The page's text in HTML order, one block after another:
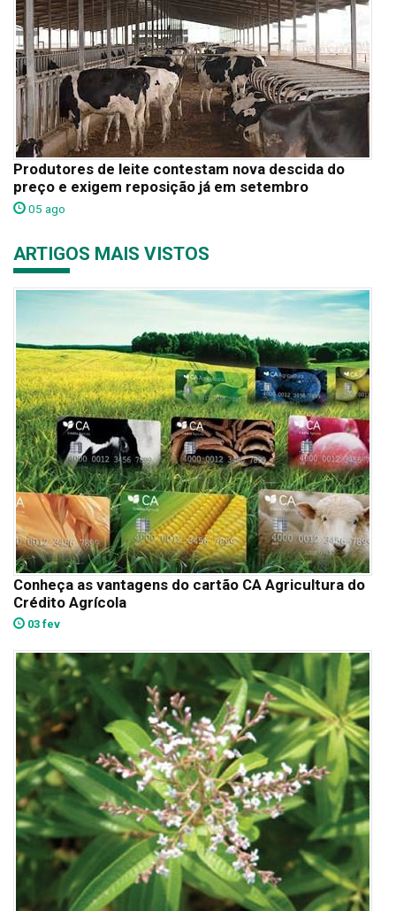
Produtores de leite contestam nova descida do
preço e exigem reposição já em setembro
05 ago
ARTIGOS MAIS VISTOS
Conheça as vantagens do cartão CA Agricultura do
Crédito Agrícola
03 fev